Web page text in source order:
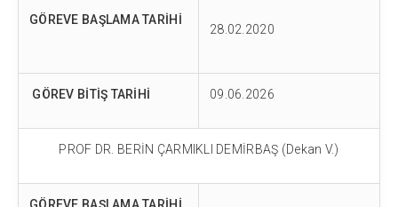
GÖREVE BAŞLAMA TARİHİ
28.02.2020
GÖREV BİTİŞ TARİHİ 09.06.2026
PROF DR. BERİN ÇARMIKLI DEMİRBAŞ (Dekan V.)